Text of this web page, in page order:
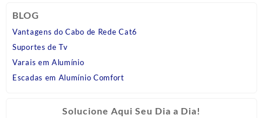
BLOG
Vantagens do Cabo de Rede Cat6
Suportes de Tv
Varais em Alumínio
Escadas em Alumínio Comfort
Solucione Aqui Seu Dia a Dia!